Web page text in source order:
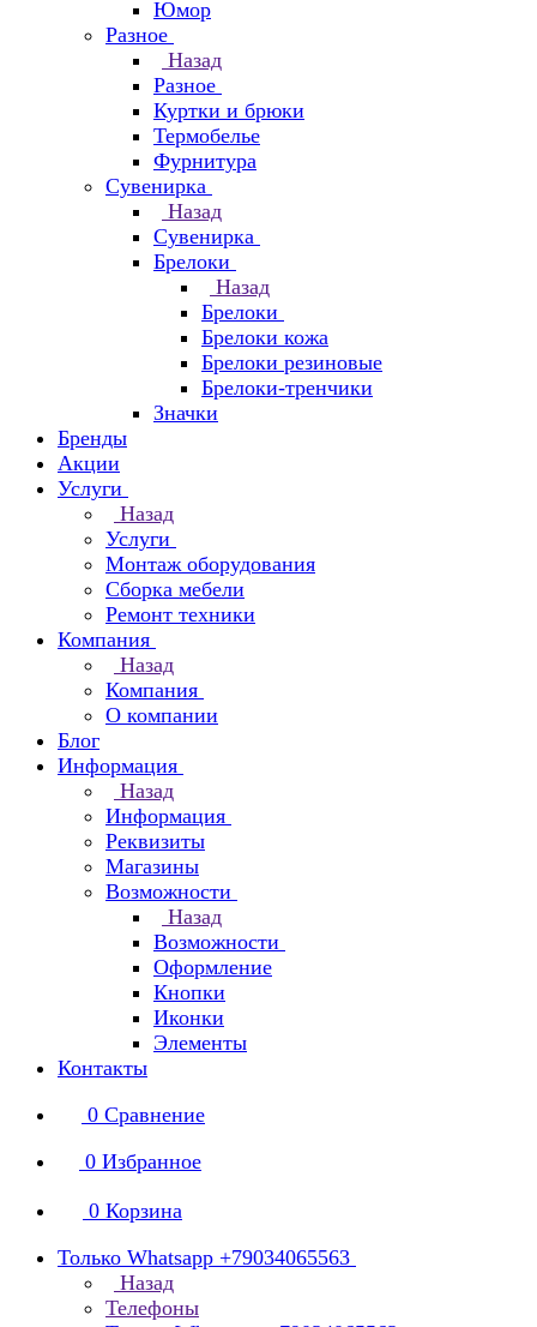
Юмор
Разное
Назад
Разное
Куртки и брюки
Термобелье
Фурнитура
Сувенирка
Назад
Сувенирка
Брелоки
Назад
Брелоки
Брелоки кожа
Брелоки резиновые
Брелоки-тренчики
Значки
Бренды
Акции
Услуги
Назад
Услуги
Монтаж оборудования
Сборка мебели
Ремонт техники
Компания
Назад
Компания
О компании
Блог
Информация
Назад
Информация
Реквизиты
Магазины
Возможности
Назад
Возможности
Оформление
Кнопки
Иконки
Элементы
Контакты
0 Сравнение
0 Избранное
0 Корзина
Только Whatsapp +79034065563
Назад
Телефоны